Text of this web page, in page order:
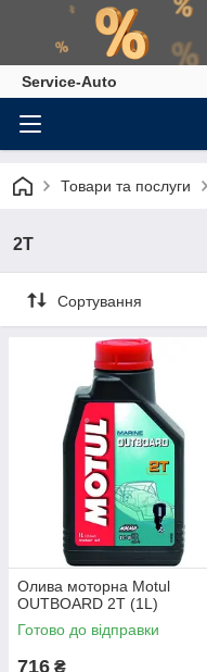
Service-Auto
Товари та послуги
2T
Сортування
Олива моторна Motul
OUTBOARD 2T (1L)
Готово до відправки
716 ₴